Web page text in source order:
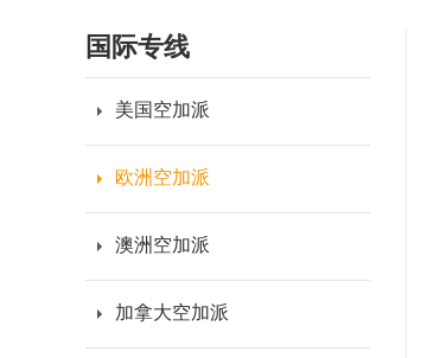
国际专线
美国空加派
欧洲空加派
澳洲空加派
加拿大空加派